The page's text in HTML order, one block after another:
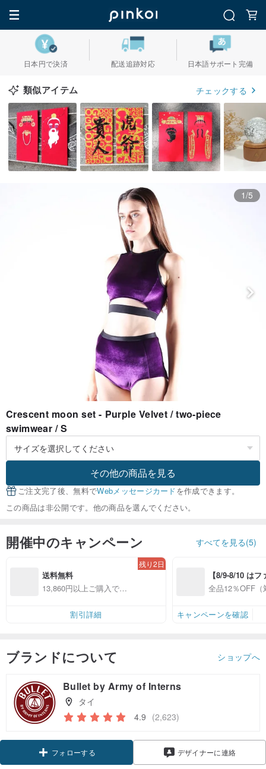
日本円で決済 配送追跡対応 日本語サポート完備
類似アイテム チェックする
1/5
Crescent moon set - Purple Velvet / two-piece
swimwear / S
その他の商品を見る
ご注文完了後、無料でWebメッセージカードを作成できます。
この商品は非公開です。他の商品を選んでください。
開催中のキャンペーン すべてを見る(5)
送料無料
13,860円以上ご購入で送
残り2日
割引詳細
【8/9-8/10 は
員感謝デー】対
プ全品12%OFF
全品12％OFF（
キャンペーンを確認
ブランドについて ショップへ
Bullet by Army of Interns
タイ
4.9 (2,623)
フォローする デザイナーに連絡